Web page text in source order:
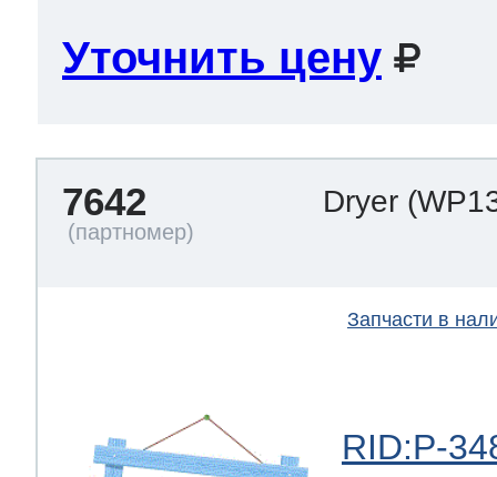
Уточнить цену
7642 Dryer
Запчасти в
RID:P-